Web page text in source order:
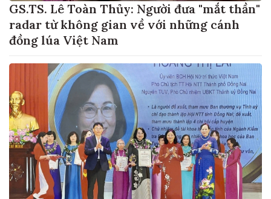
GS.TS. Lê Toàn Thủy: Người đưa "mắt thần"
radar từ không gian về với những cánh
đồng lúa Việt Nam